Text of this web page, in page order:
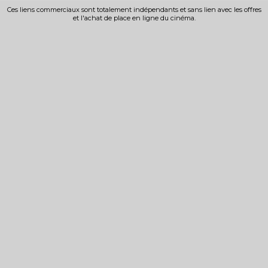
Ces liens commerciaux sont totalement indépendants et sans lien avec les offres
et l'achat de place en ligne du cinéma.